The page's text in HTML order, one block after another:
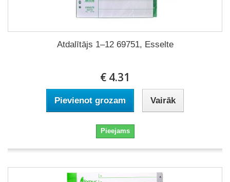
Atdalītājs 1–12 69751, Esselte
€ 4.31
Pievienot grozam Vairāk
Pieejams